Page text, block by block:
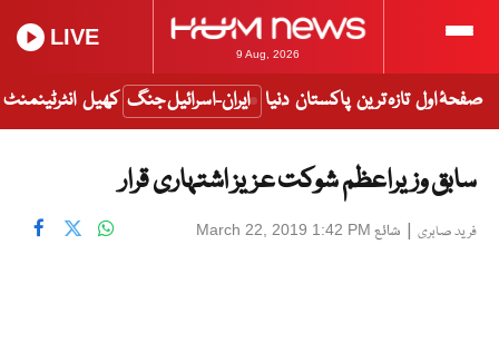
9 Aug, 2026
LIVE
صفحۂ اول تازہ ترین پاکستان دنیا ایران-اسرائیل جنگ کھیل انٹرٹینمنٹ
سابق وزیراعظم شوکت عزیز اشتہاری قرار
فرید صابری | شائع March 22, 2019 1:42 PM